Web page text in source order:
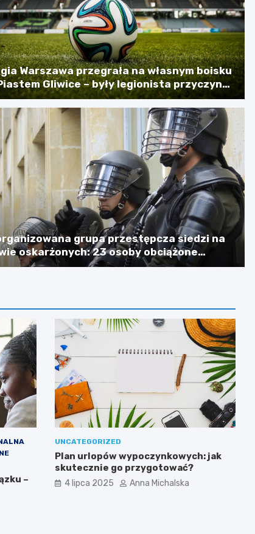
Warszawa przegrała na własnym boisku
Gliwice – były legionista przyczyną
grupa przestępcza siedzi na
oskarżonych: 23 osoby obciążone
–
UNCATEGORIZED
Plan urlopów wypoczynkowych: jak
skutecznie go przygotować?
4 lipca 2025 Anna Michalska